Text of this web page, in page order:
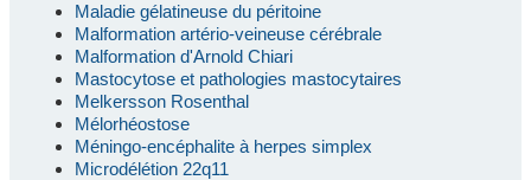
Maladie gélatineuse du péritoine
Malformation artério-veineuse cérébrale
Malformation d'Arnold Chiari
Mastocytose et pathologies mastocytaires
Melkersson Rosenthal
Mélorhéostose
Méningo-encéphalite à herpes simplex
Microdélétion 22q11